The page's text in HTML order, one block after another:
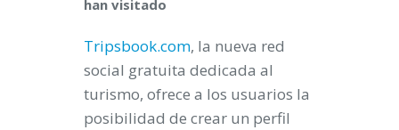
han visitado
Tripsbook.com, la nueva red
social gratuita dedicada al
turismo, ofrece a los usuarios la
posibilidad de crear un perfil